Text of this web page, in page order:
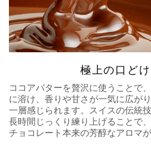
極上の口ど
ココアバターを贅沢に使うことで
に溶け、香りや甘さが一気に広が
一層感じられます。スイスの伝統
長時間じっくり練り上げることで
チョコレート本来の芳醇なアロマ